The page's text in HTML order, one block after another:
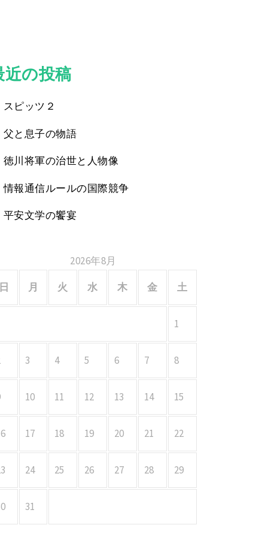
近の投稿
スピッツ２
父と息子の物語
徳川将軍の治世と人物像
情報通信ルールの国際競争
平安文学の饗宴
2026年8月
月 火 水 木 金 土
1
3 4 5 6 7 8
10 11 12 13 14 15
17 18 19 20 21 22
24 25 26 27 28 29
31